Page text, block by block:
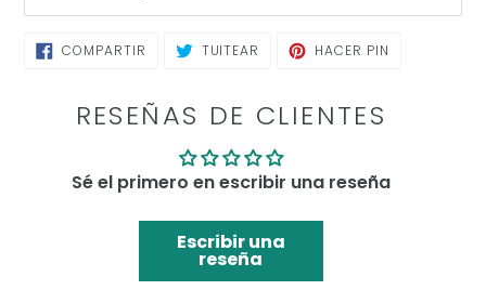
COMPARTIR COMPARTIRTUITEAR TUITEARHACER PIN
RESEÑAS DE CLIENTES
Sé el primero en escribir una reseña
Escribir una
reseña